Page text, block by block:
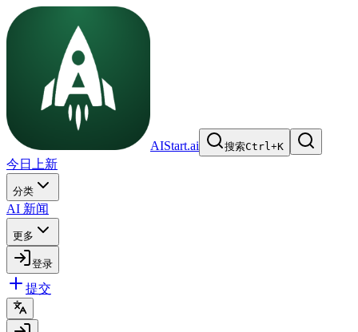
AIStart.ai 搜索Ctrl+K
今日上新
分类
AI 新闻
更多
登录
提交